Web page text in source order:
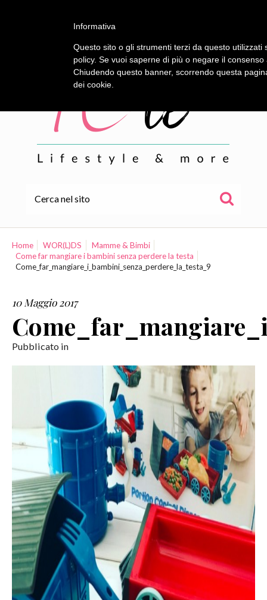
WOR(L)DS
COLLABORAZIONI
Home WOR(L)DS
Mamme & Bimbi
Come far mangiare i bambini senza perdere la testa
Come_far_mangiare_i_bambini_senza_perdere_la_testa_9
10 Maggio 2017
Pubblicato in
Informativa
Questo sito o gli strumenti terzi da questo
policy. Se vuoi saperne di più o negare il
Chiudendo questo banner, scorrendo questa
dei cookie.